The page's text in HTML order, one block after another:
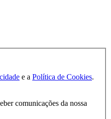
e a Política de Cookies.
comunicações da nossa